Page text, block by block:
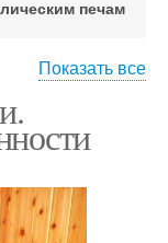
печам
печи
печи
Показать все